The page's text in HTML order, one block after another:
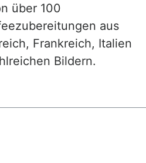
über 100
aus
Frankreich, Italien
Bildern.